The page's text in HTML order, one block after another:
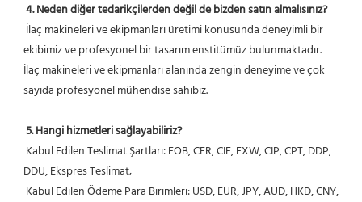
4. Neden diğer tedarikçilerden değil de bizden satın almalısınız?
ekibimiz ve profesyonel bir tasarım enstitümüz bulunmaktadır.
İlaç makineleri ve ekipmanları alanında zengin deneyime ve çok
sayıda profesyonel mühendise sahibiz.
5. Hangi hizmetleri sağlayabiliriz?
DDU, Ekspres Teslimat;